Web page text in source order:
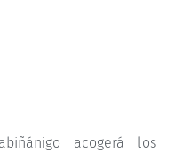
acogerá los